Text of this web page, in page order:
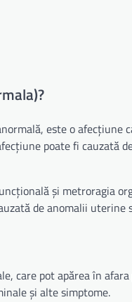
este o
poate fi cauzată
și metroragia
de anomalii uterine
care pot apărea în
și alte simptome.